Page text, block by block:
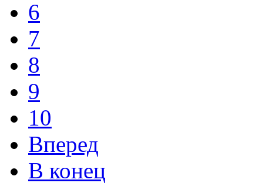
6
7
8
9
10
Вперед
В конец